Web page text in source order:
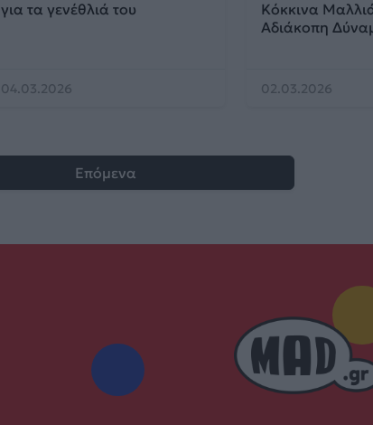
για τα γενέθλιά του
04.03.2026
Κόκκινα
Αδιάκοπη
02.03.2026
Επόμενα